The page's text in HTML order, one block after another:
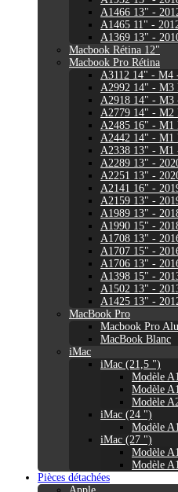
A1466 13" -
A1465 11" -
A1369 13" -
Macbook Rétina 12"
Macbook Pro Rétina
A3112 14" - M4
A2992 14" - M3
A2918 14" - M3
A2779 14" - M2
A2485 16" - M1
A2442 14" - M1
A2338 13" - M1
A2289 13" -
A2251 13" -
A2141 16" -
A2159 13" -
A1989 13" -
A1990 15" -
A1708 13" -
A1707 15" -
A1706 13" -
A1398 15" -
A1502 13" -
A1425 13" -
MacBook Pro
Macbook Pro
MacBook Blanc
iMac
iMac (21,5 ")
Modèle
Modèle
Modèle
iMac (24 ")
Modèle
iMac (27 ")
Modèle
Modèle
Pièces détachées